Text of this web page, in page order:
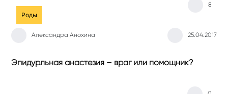
Роды
Александра Анохина 25.04.2017
8
Эпидурльная анастезия – враг или помощник?